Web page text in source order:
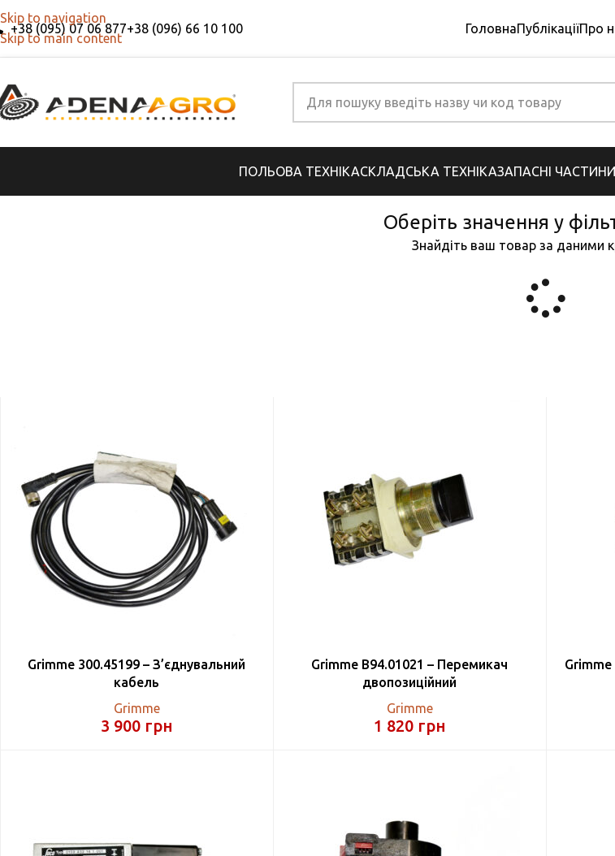
Skip to navigation
Skip to main content
+38 (095) 07 06 877+38 (096) 66 10 100 ГоловнаПублікаціїПро
ПОЛЬОВА ТЕХНІКАСКЛАДСЬКА ТЕХНІКАЗАПАСНІ ЧАСТИНИ
Оберіть значення у
Знайдіть ваш товар за даними
Grimme 300.45199 – З’єднувальний
кабель
Grimme
3 900 грн
Grimme B94.01021 – Перемикач
двопозиційний
Grimme
1 820 грн